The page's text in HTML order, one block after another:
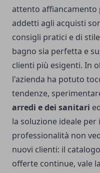
attento affiancamento
addetti agli acquisti
consigli pratici e di
bagno sia perfetta e
clienti più esigenti. In
l'azienda ha potuto
tendenze,
arredi e dei sanitari
la soluzione ideale
professionalità non
nuovi clienti: il
offerte continue, vale